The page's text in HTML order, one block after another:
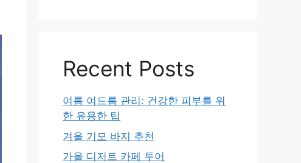
Recent Posts
여름 여드름 관리: 건강한 피부를 위
한 유용한 팁
겨울 기모 바지 추천
가을 디저트 카페 투어